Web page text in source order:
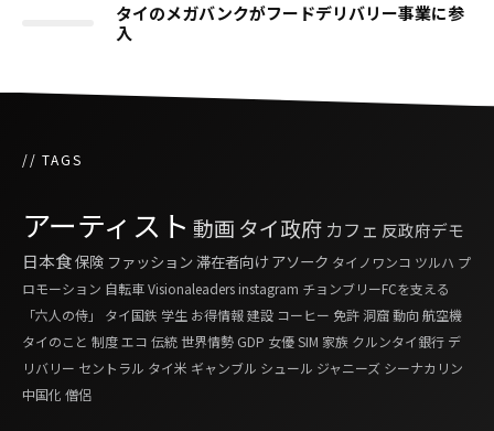
タイのメガバンクがフードデリバリー事業に参
入
// TAGS
アーティスト 動画 タイ政府 カフェ 反政府デモ
日本食保険 ファッション滞在者向け アソーク タイノワンコ ツルハ プ
ロモーション 自転車Visionaleadersinstagram チョンブリーFCを支える
「六人の侍」
タイ国鉄 学生 お得情報建設 コーヒー 免許洞窟動向航空機
タイのこと 制度エコ 伝統世界情勢 GDP 女優SIM 家族 クルンタイ銀行 デ
リバリー セントラル タイ米 ギャンブル シュール ジャニーズ シーナカリン
中国化 僧侶